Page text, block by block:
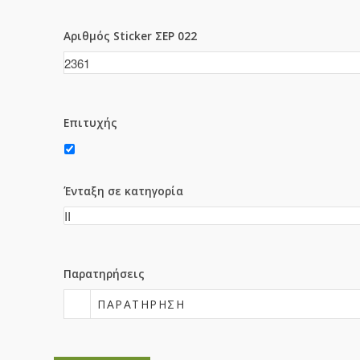
Αριθμός Sticker ΣΕΡ 022
Επιτυχής
Ένταξη σε κατηγορία
Παρατηρήσεις
ΠΑΡΑΤΉΡΗΣΗ